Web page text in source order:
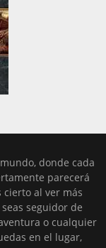
donde cada
parecerá
al ver más
seguidor de
o cualquier
en el lugar,